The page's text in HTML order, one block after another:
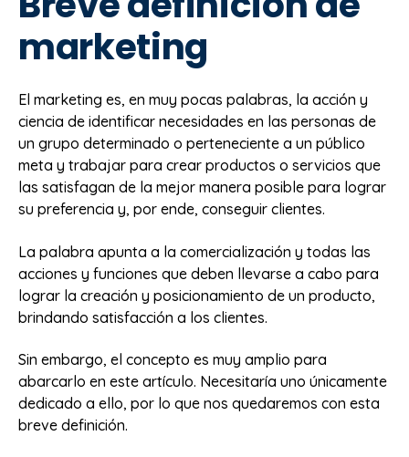
marketing
El marketing es, en muy pocas palabras, la acción y
ciencia de identificar necesidades en las personas de
un grupo determinado o perteneciente a un público
meta y trabajar para crear productos o servicios que
las satisfagan de la mejor manera posible para lograr
su preferencia y, por ende, conseguir clientes.
La palabra apunta a la comercialización y todas las
acciones y funciones que deben llevarse a cabo para
lograr la creación y posicionamiento de un producto,
brindando satisfacción a los clientes.
Sin embargo, el concepto es muy amplio para
abarcarlo en este artículo. Necesitaría uno únicamente
dedicado a ello, por lo que nos quedaremos con esta
breve definición.